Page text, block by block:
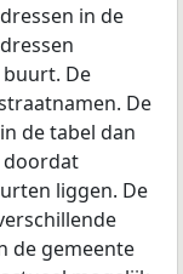
in de
De
De
de tabel dan
doordat
liggen. De
de gemeente